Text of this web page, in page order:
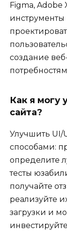
Figma, Adobe
инструменты
создание
Как я могу
сайта?
Улучшить UI/
способами:
определите
тесты
получайте
реализуйте
загрузки и